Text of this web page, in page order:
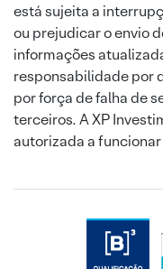
está sujeita a
ou prejudicar o envio
informações
responsabilidade por
por força de falha de
terceiros. A XP
autorizada a